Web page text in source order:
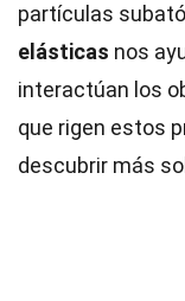
partículas
elásticas nos
interactúan los
que rigen estos
descubrir más